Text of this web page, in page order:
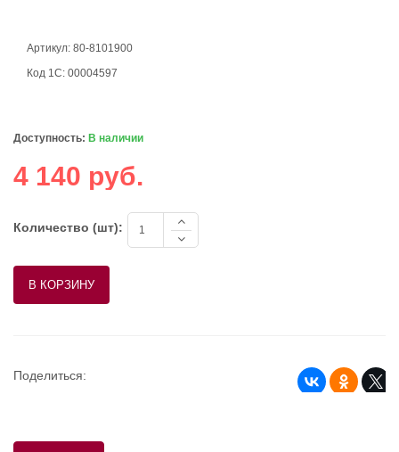
Артикул: 80-8101900
Код 1С: 00004597
Доступность: В наличии
4 140 руб.
Количество (шт):
Поделиться: